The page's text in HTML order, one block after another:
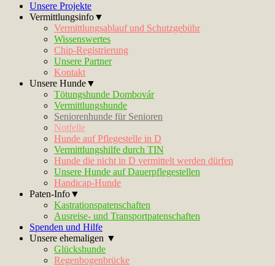
Unsere Projekte
Vermittlungsinfo▼
Vermittlungsablauf und Schutzgebühr
Wissenswertes
Chip-Registrierung
Unsere Partner
Kontakt
Unsere Hunde▼
Tötungshunde Dombovár
Vermittlungshunde
Seniorenhunde für Senioren
Notfelle
Hunde auf Pflegestelle in D
Vermittlungshilfe durch TIN
Hunde die nicht in D vermittelt werden dürfen
Unsere Hunde auf Dauerpflegestellen
Handicap-Hunde
Paten-Info▼
Kastrationspatenschaften
Ausreise- und Transportpatenschaften
Spenden und Hilfe
Unsere ehemaligen ▼
Glückshunde
Regenbogenbrücke